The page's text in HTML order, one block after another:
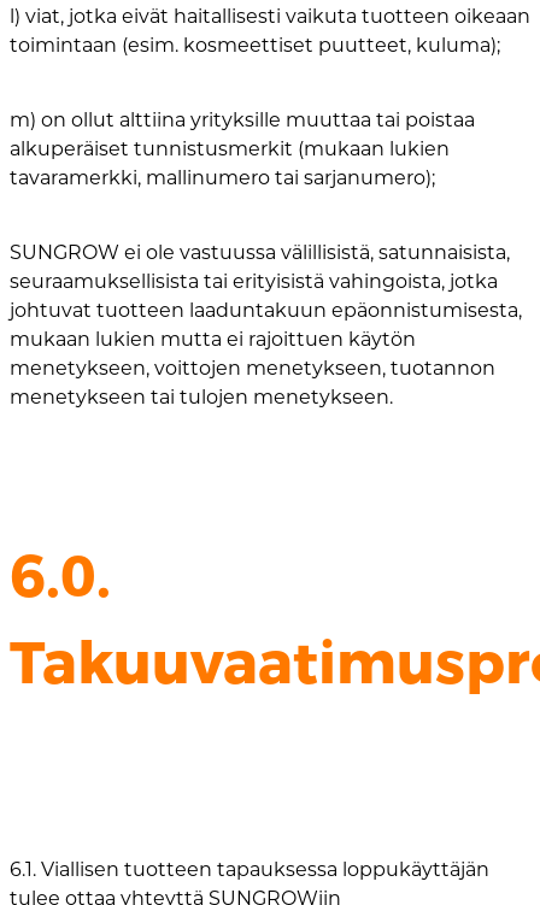
l) viat, jotka eivät haitallisesti vaikuta tuotteen oikeaan
toimintaan (esim. kosmeettiset puutteet, kuluma);
m) on ollut alttiina yrityksille muuttaa tai poistaa
alkuperäiset tunnistusmerkit (mukaan lukien
tavaramerkki, mallinumero tai sarjanumero);
SUNGROW ei ole vastuussa välillisistä, satunnaisista,
seuraamuksellisista tai erityisistä vahingoista, jotka
johtuvat tuotteen laaduntakuun epäonnistumisesta,
mukaan lukien mutta ei rajoittuen käytön
menetykseen, voittojen menetykseen, tuotannon
menetykseen tai tulojen menetykseen.
6.0.
6.1. Viallisen tuotteen tapauksessa loppukäyttäjän
tulee ottaa yhteyttä SUNGROWiin